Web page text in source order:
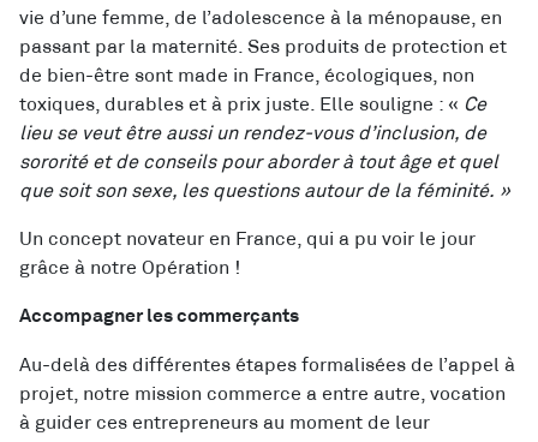
vie d’une femme, de l’adolescence à la ménopause, en
passant par la maternité. Ses produits de protection et
de bien-être sont made in France, écologiques, non
toxiques, durables et à prix juste. Elle souligne : « Ce
lieu se veut être aussi un rendez-vous d’inclusion, de
sororité et de conseils pouraborder à tout âge et quel
que soit son sexe, les questions autour de la féminité. »
Un concept novateur en France, qui a pu voir le jour
grâce à notre Opération !
Accompagner les commerçants
Au-delà des différentes étapes formalisées de l’appel à
projet, notre mission commerce a entre autre, vocation
à guider ces entrepreneurs au moment de leur